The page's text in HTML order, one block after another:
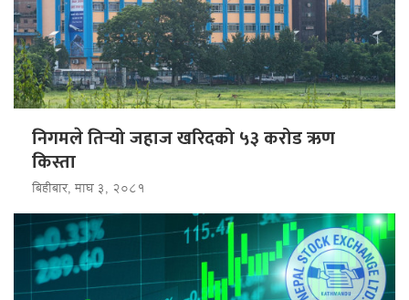
निगमले तिर्‍यो जहाज खरिदको ५३ करोड ऋण
किस्ता
बिहीबार, माघ ३, २०८१